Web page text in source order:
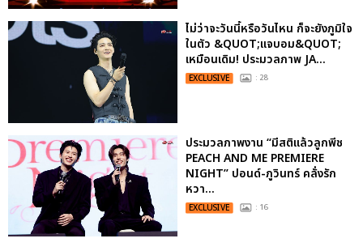
ไม่ว่าจะวันนี้หรือวันไหน ก็จะยังภูมิใจ
ในตัว &QUOT;แจบอม&QUOT;
เหมือนเดิม! ประมวลภาพ JA...
EXCLUSIVE : 28
ประมวลภาพงาน “มีสติแล้วลูกพีช
PEACH AND ME PREMIERE
NIGHT” ปอนด์-ภูวินทร์ คลั่งรัก
หวา...
EXCLUSIVE : 16